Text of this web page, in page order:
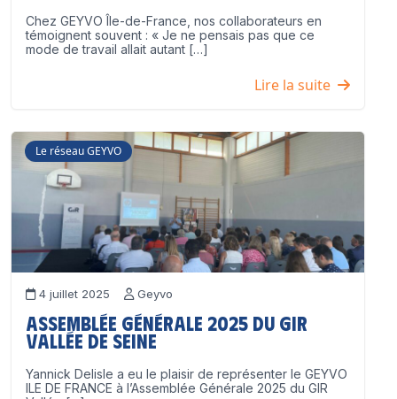
Chez GEYVO Île-de-France, nos collaborateurs en
témoignent souvent : « Je ne pensais pas que ce
mode de travail allait autant […]
Lire la suite
Le réseau GEYVO
4 juillet 2025 Geyvo
Assemblée Générale 2025 du GIR
Vallée de Seine
Yannick Delisle a eu le plaisir de représenter le GEYVO
ILE DE FRANCE à l’Assemblée Générale 2025 du GIR